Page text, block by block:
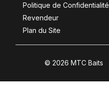
Politique de Confidentialité
Revendeur
Plan du Site
© 2026 MTC Baits